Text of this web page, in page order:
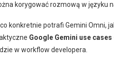
korygować rozmową w języku
konkretnie potrafi Gemini Omni,
Google Gemini use cases
w workflow developera.